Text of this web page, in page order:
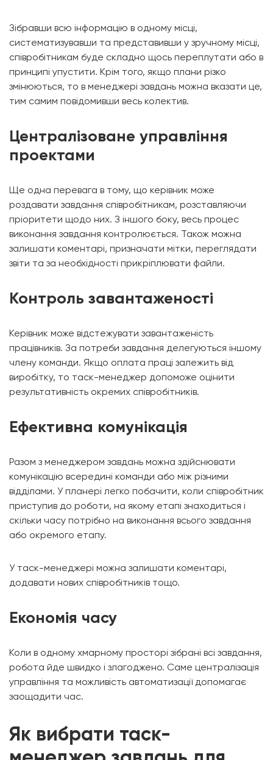
Зібравши всю інформацію в одному місці,
систематизувавши та представивши у зручному місці,
співробітникам буде складно щось переплутати або в
принципі упустити. Крім того, якщо плани різко
змінюються, то в менеджері завдань можна вказати це,
тим самим повідомивши весь колектив.
Централізоване управління
проектами
Ще одна перевага в тому, що керівник може
роздавати завдання співробітникам, розставляючи
пріоритети щодо них. З іншого боку, весь процес
виконання завдання контролюється. Також можна
залишати коментарі, призначати мітки, переглядати
звіти та за необхідності прикріплювати файли.
Контроль завантаженості
Керівник може відстежувати завантаженість
працівників. За потреби завдання делегуються іншому
члену команди. Якщо оплата праці залежить від
виробітку, то таск-менеджер допоможе оцінити
результативність окремих співробітників.
Ефективна комунікація
Разом з менеджером завдань можна здійснювати
комунікацію всередині команди або між різними
відділами. У планері легко побачити, коли співробітник
приступив до роботи, на якому етапі знаходиться і
скільки часу потрібно на виконання всього завдання
або окремого етапу.
У таск-менеджері можна залишати коментарі,
додавати нових співробітників тощо.
Економія часу
Коли в одному хмарному просторі зібрані всі завдання,
робота йде швидко і злагоджено. Саме централізація
управління та можливість автоматизації допомагає
заощадити час.
Як вибрати таск-